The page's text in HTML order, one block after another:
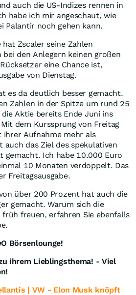
auch die US-Indizes rennen in
habe ich mir angeschaut, wie
Palantir noch gehen kann.
hat Zscaler seine Zahlen
bei den Anlegern keinen großen
eine Chance ist,
von Dienstag.
es da deutlich besser gemacht.
Zahlen in der Spitze um rund 25
Aktie bereits Ende Juni ins
dem Kurssprung von Freitag
ihrer Aufnahme mehr als
das Ziel des spekulativen
gemacht. Ich habe 10.000 Euro
10 Monaten verdoppelt. Das
Freitagsausgabe.
über 200 Prozent hat auch die
gemacht. Warum sich die
freuen, erfahren Sie ebenfalls
Börsenlounge!
ihrem Lieblingsthema! - Viel
| VW - Elon Musk knöpft